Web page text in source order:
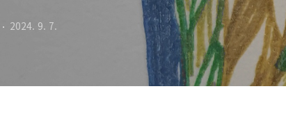
2024. 9. 7.